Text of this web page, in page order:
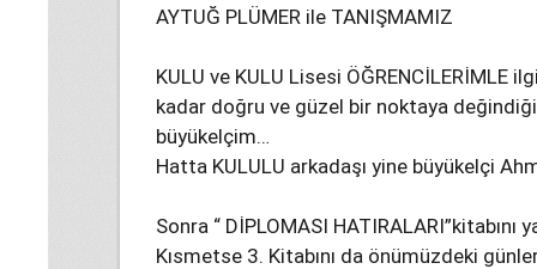
AYTUĞ PLÜMER ile TANIŞMAMIZ
KULU ve KULU Lisesi ÖĞRENCİLERİMLE
kadar doğru ve güzel bir noktaya
büyükelçim…
Hatta KULULU arkadaşı yine büyükelçi
Sonra “ DİPLOMASI HATIRALARI”kitabını
Kısmetse 3. Kitabını da önümüzdeki